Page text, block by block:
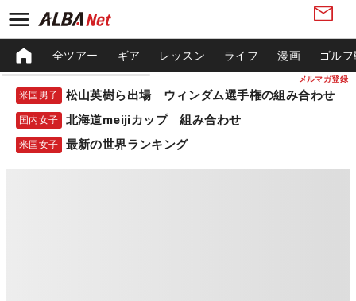
メルマガ登録
全ツアー ギア レッスン ライフ 漫画 ゴル
米国男子 松山英樹ら出場 ウィンダム選手権の組み合わせ
国内女子 北海道meijiカップ 組み合わせ
米国女子 最新の世界ランキング